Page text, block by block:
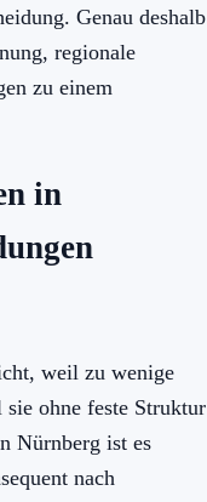
Genau deshalb
regionale
zu einem
in
weil zu wenige
ohne feste Struktur
Nürnberg ist es
nach